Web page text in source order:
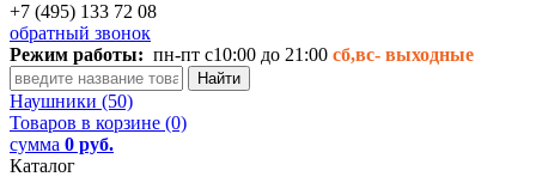
+7 (495) 133 72 08
обратный звонок
Режим работы: пн-пт с10:00 до 21:00 сб,вс- выходные
Наушники (50)
Товаров в корзине (0)
сумма 0 руб.
Каталог